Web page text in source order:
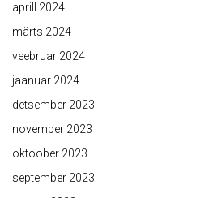
aprill 2024
märts 2024
veebruar 2024
jaanuar 2024
detsember 2023
november 2023
oktoober 2023
september 2023